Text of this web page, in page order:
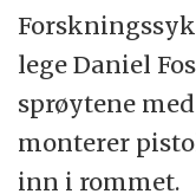
lege Daniel
sprøytene
monterer
inn i rommet.